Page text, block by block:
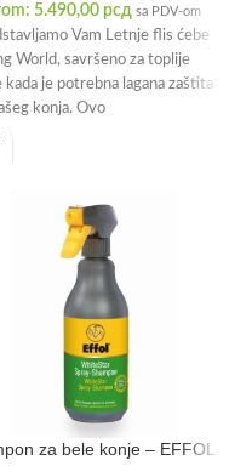
5.490,00 рсд sa PDV-om
Vam Letnje flis ćebe
World, savršeno za toplije
kada je potrebna lagana zaštita
konja. Ovo
za bele konje – EFFOL